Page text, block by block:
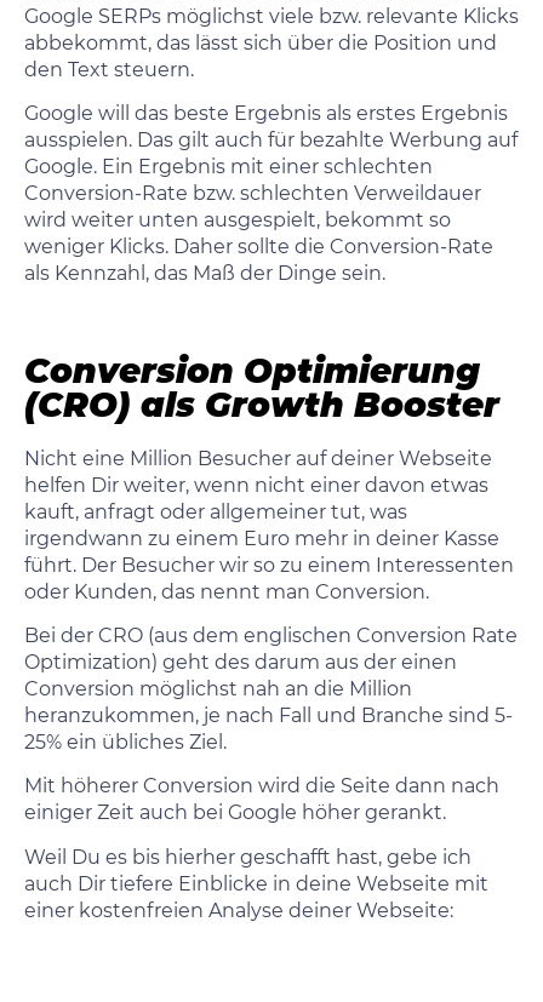
Google SERPs möglichst viele bzw. relevante Klicks
abbekommt, das lässt sich über die Position und
den Text steuern.
Google will das beste Ergebnis als erstes Ergebnis
ausspielen. Das gilt auch für bezahlte Werbung auf
Google. Ein Ergebnis mit einer schlechten
Conversion-Rate bzw. schlechten Verweildauer
wird weiter unten ausgespielt, bekommt so
weniger Klicks. Daher sollte die Conversion-Rate
als Kennzahl, das Maß der Dinge sein.
Conversion Optimierung
(CRO) als Growth Booster
Nicht eine Million Besucher auf deiner Webseite
helfen Dir weiter, wenn nicht einer davon etwas
kauft, anfragt oder allgemeiner tut, was
irgendwann zu einem Euro mehr in deiner Kasse
führt. Der Besucher wir so zu einem Interessenten
oder Kunden, das nennt man Conversion.
Bei der CRO (aus dem englischen Conversion Rate
Optimization) geht des darum aus der einen
Conversion möglichst nah an die Million
heranzukommen, je nach Fall und Branche sind 5-
25% ein übliches Ziel.
Mit höherer Conversion wird die Seite dann nach
einiger Zeit auch bei Google höher gerankt.
Weil Du es bis hierher geschafft hast, gebe ich
auch Dir tiefere Einblicke in deine Webseite mit
einer kostenfreien Analyse deiner Webseite: